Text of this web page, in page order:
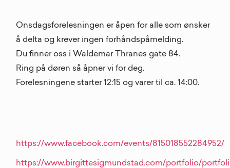
Onsdagsforelesningen er åpen for alle som ønsker
å delta og krever ingen forhåndspåmelding.
Du finner oss i Waldemar Thranes gate 84.
Ring på døren så åpner vi for deg.
Forelesningene starter 12:15 og varer til ca. 14:00.
https://www.facebook.com/events/815018552284952/
https://www.birgittesigmundstad.com/portfolio/